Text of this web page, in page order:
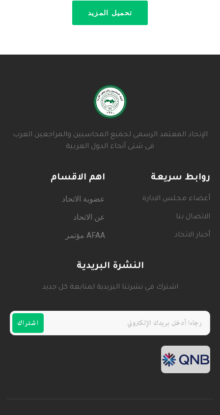
تحميل المزيد
الإتحاد المعتمد الرسمى لجميع المحاسبين والمراجعين العرب
فى شتى أنحاء الدول العربية
روابط سريعة
أعضاء مجلس الادارة
الاتصال بنا
أخبار الاتحاد
اهم الاقسام
عضوية الاتحاد
عن الاتحاد
AFAA مؤتمر
النشرة البريدية
اشترك في نشرتنا البريدية لمتابعة كل جديد
اشتراك